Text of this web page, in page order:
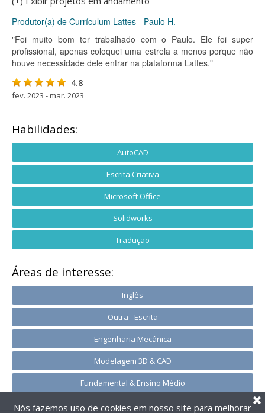
Produtor(a) de Currículum Lattes - Paulo H.
"Foi muito bom ter trabalhado com o Paulo. Ele foi super
profissional, apenas coloquei uma estrela a menos porque não
houve necessidade dele entrar na plataforma Lattes."
4.8
fev. 2023 - mar. 2023
Habilidades:
AutoCAD
Escrita Criativa
Microsoft Office
Solidworks
Tradução
Áreas de interesse:
Inglês
Outra - Escrita
Engenharia Mecânica
Modelagem 3D & CAD
Fundamental & Ensino Médio
Nós fazemos uso de cookies em nosso site para melhorar